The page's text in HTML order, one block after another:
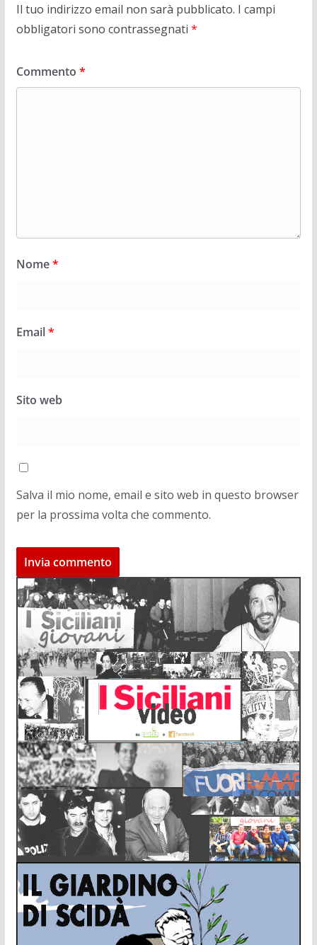
Il tuo indirizzo email non sarà pubblicato. I campi
obbligatori sono contrassegnati *
Commento *
Nome*
Email*
Sito web
Salva il mio nome, email e sito web in questo browser
per la prossima volta che commento.